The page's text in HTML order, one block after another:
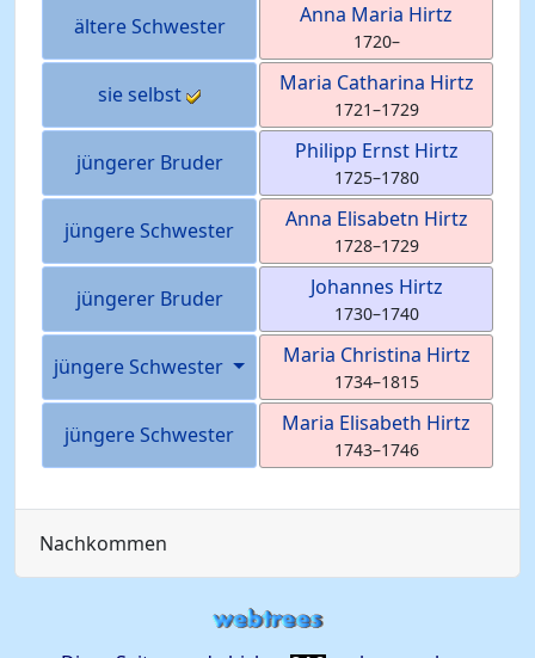
ältere Schwester Anna Maria Hirtz
1720–
sie selbst Maria Catharina Hirtz
1721–1729
jüngerer Bruder Philipp Ernst Hirtz
1725–1780
jüngere Schwester Anna Elisabetn Hirtz
1728–1729
jüngerer Bruder Johannes Hirtz
1730–1740
jüngere Schwester Maria Christina Hirtz
1734–1815
jüngere Schwester Maria Elisabeth Hirtz
1743–1746
Nachkommen